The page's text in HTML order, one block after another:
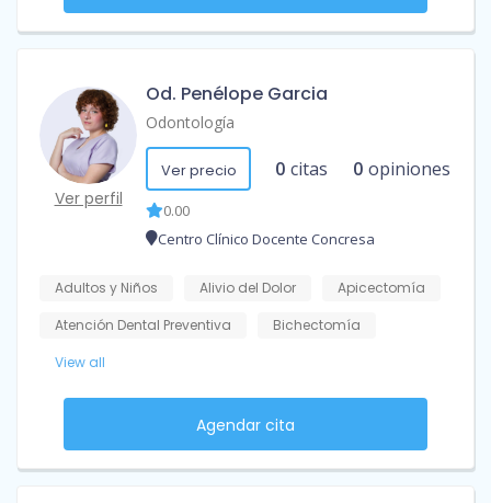
Ver perfil
Od. Penélope Garcia
Odontología
Ver precio 0 citas 0 opiniones
0.00
Centro Clínico Docente Concresa
Adultos y Niños Alivio del Dolor
Apicectomía
Atención Dental Preventiva
Bichectomía
View all
Agendar cita